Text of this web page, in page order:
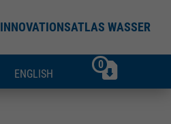
INNOVATIONSATLAS WASSER
ENGLISH
0